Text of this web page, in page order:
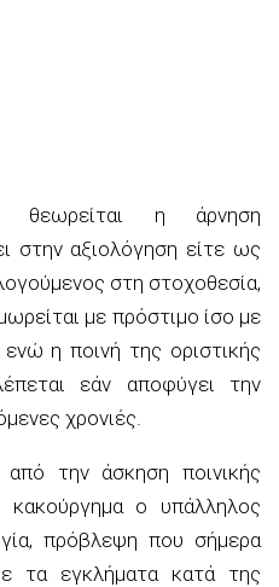
θεωρείται η άρνηση
στην αξιολόγηση είτε ως
στη στοχοθεσία,
με πρόστιμο ίσο με
η ποινή της οριστικής
εάν αποφύγει την
χρονιές.
την άσκηση ποινικής
κακούργημα ο υπάλληλος
πρόβλεψη που σήμερα
τα εγκλήματα κατά της